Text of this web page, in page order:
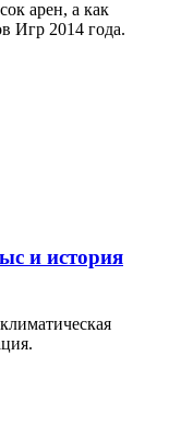
арен, а как
Игр 2014 года.
и история